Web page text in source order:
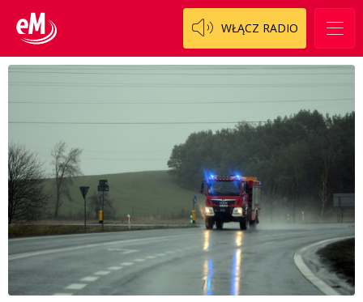
WŁĄCZ RADIO